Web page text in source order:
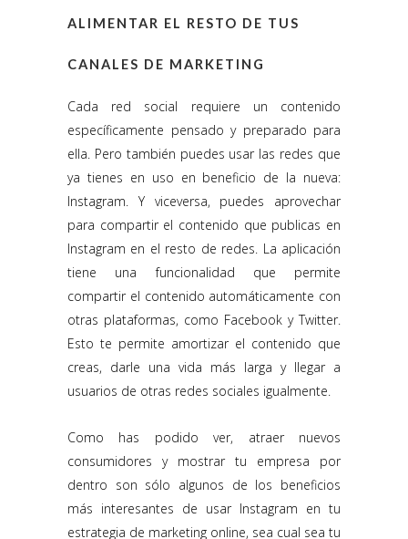
ALIMENTAR EL RESTO DE TUS
CANALES DE MARKETING
Cada red social requiere un contenido
específicamente pensado y preparado para
ella. Pero también puedes usar las redes que
ya tienes en uso en beneficio de la nueva:
Instagram. Y viceversa, puedes aprovechar
para compartir el contenido que publicas en
Instagram en el resto de redes. La aplicación
tiene una funcionalidad que permite
compartir el contenido automáticamente con
otras plataformas, como Facebook y Twitter.
Esto te permite amortizar el contenido que
creas, darle una vida más larga y llegar a
usuarios de otras redes sociales igualmente.
Como has podido ver, atraer nuevos
consumidores y mostrar tu empresa por
dentro son sólo algunos de los beneficios
más interesantes de usar Instagram en tu
estrategia de marketing online, sea cual sea tu